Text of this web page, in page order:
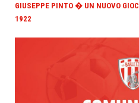
GIUSEPPE PINTO � UN NUOVO
1922